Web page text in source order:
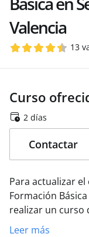
Valencia
13
Curso
2 días
Contactar
Para actualizar el
Formación
realizar un curso
duración, sin
Leer más